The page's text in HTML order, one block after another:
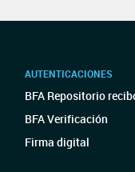
AUTENTICACIONES
BFA Repositorio
BFA Verificación
Firma digital